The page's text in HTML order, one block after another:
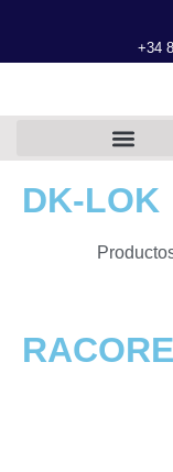
+34
DK-LOK